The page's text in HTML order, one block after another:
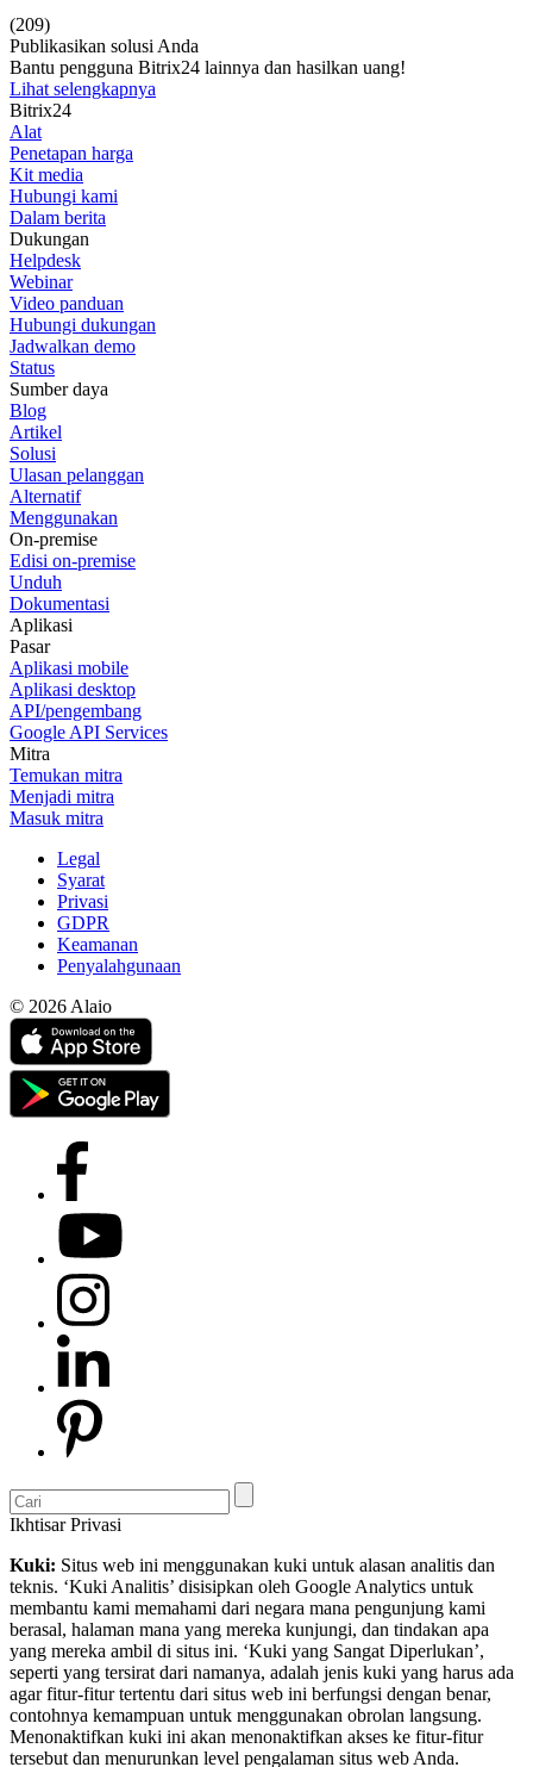
(209)
Publikasikan solusi Anda
Bantu pengguna Bitrix24 lainnya dan hasilkan uang!
Lihat selengkapnya
Bitrix24
Alat
Penetapan harga
Kit media
Hubungi kami
Dalam berita
Dukungan
Helpdesk
Webinar
Video panduan
Hubungi dukungan
Jadwalkan demo
Status
Sumber daya
Blog
Artikel
Solusi
Ulasan pelanggan
Alternatif
Menggunakan
On-premise
Edisi on-premise
Unduh
Dokumentasi
Aplikasi
Pasar
Aplikasi mobile
Aplikasi desktop
API/pengembang
Google API Services
Mitra
Temukan mitra
Menjadi mitra
Masuk mitra
Legal
Syarat
Privasi
GDPR
Keamanan
Penyalahgunaan
© 2026 Alaio
Ikhtisar Privasi
Kuki: Situs web ini menggunakan kuki untuk alasan analitis dan
teknis. ‘Kuki Analitis’ disisipkan oleh Google Analytics untuk
membantu kami memahami dari negara mana pengunjung kami
berasal, halaman mana yang mereka kunjungi, dan tindakan apa
yang mereka ambil di situs ini. ‘Kuki yang Sangat Diperlukan’,
seperti yang tersirat dari namanya, adalah jenis kuki yang harus ada
agar fitur-fitur tertentu dari situs web ini berfungsi dengan benar,
contohnya kemampuan untuk menggunakan obrolan langsung.
Menonaktifkan kuki ini akan menonaktifkan akses ke fitur-fitur
tersebut dan menurunkan level pengalaman situs web Anda.